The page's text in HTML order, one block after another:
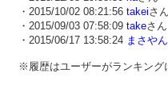
・2015/10/02 08:21:56 takeiさん
・2015/09/03 07:58:09 takeさん
・2015/06/17 13:58:24 まさやん
※履歴はユーザーがランキング